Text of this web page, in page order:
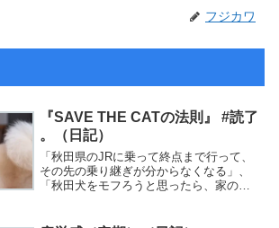
フジカワ
『SAVE THE CATの法則』 #読了
。（日記）
「秋田県のJRに乗って終点まで行って、
その先の乗り継ぎが分からなくなる」、
「秋田犬をモフろうと思ったら、家の近